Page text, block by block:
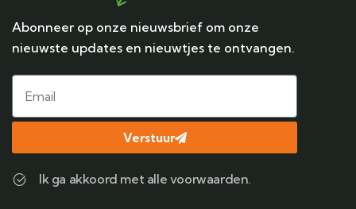
Abonneer op onze nieuwsbrief om onze
nieuwste updates en nieuwtjes te ontvangen.
Verstuur
Ik ga akkoord met alle voorwaarden.